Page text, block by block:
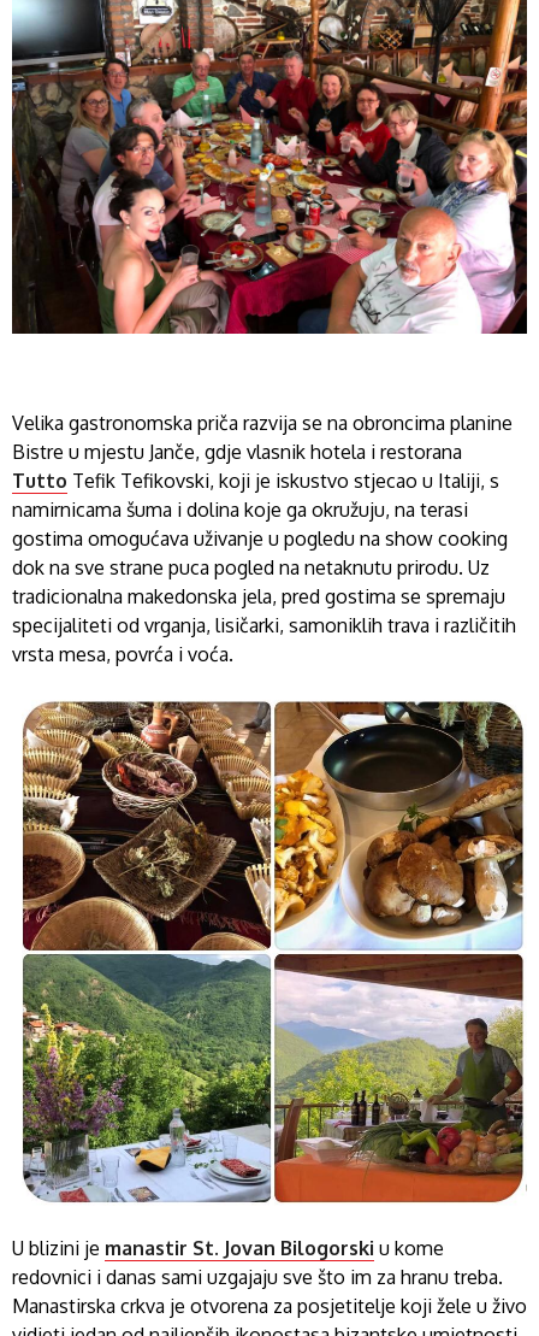
Velika gastronomska priča razvija se na obroncima planine
Bistre u mjestu Janče, gdje vlasnik hotela i restorana
Tutto Tefik Tefikovski, koji je iskustvo stjecao u Italiji, s
namirnicama šuma i dolina koje ga okružuju, na terasi
gostima omogućava uživanje u pogledu na show cooking
dok na sve strane puca pogled na netaknutu prirodu. Uz
tradicionalna makedonska jela, pred gostima se spremaju
specijaliteti od vrganja, lisičarki, samoniklih trava i različitih
vrsta mesa, povrća i voća.
U blizini je manastir St. Jovan Bilogorski u kome
redovnici i danas sami uzgajaju sve što im za hranu treba.
Manastirska crkva je otvorena za posjetitelje koji žele u živo